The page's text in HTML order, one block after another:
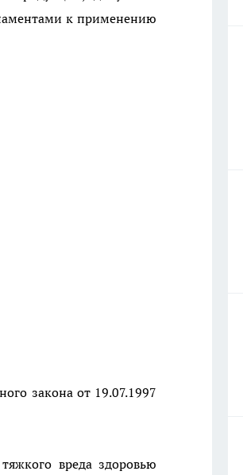
к применению
закона от 19.07.1997
вреда здоровью